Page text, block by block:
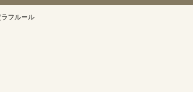
フルール